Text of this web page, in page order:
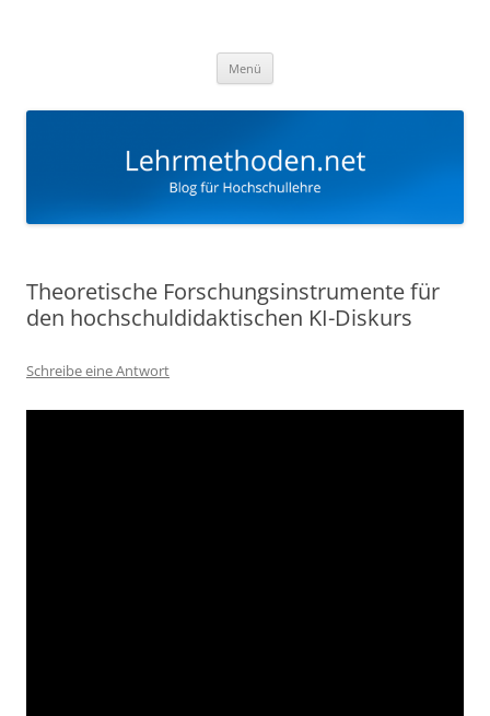
Menü
Theoretische Forschungsinstrumente für
den hochschuldidaktischen KI-Diskurs
Schreibe eine Antwort